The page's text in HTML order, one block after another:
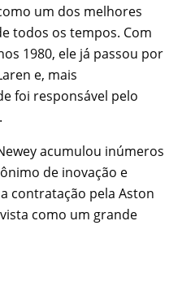
um dos melhores
todos os tempos. Com
1980, ele já passou por
e, mais
foi responsável pelo
acumulou inúmeros
de inovação e
contratação pela Aston
como um grande